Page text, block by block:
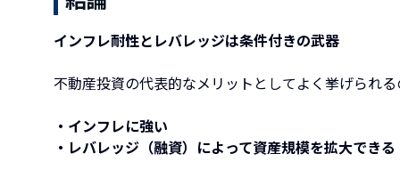
インフレ耐性とレバレッジは条件付きの武器
不動産投資の代表的なメリットとしてよく挙げられ
・インフレに強い
・レバレッジ（融資）によって資産規模を拡大できる